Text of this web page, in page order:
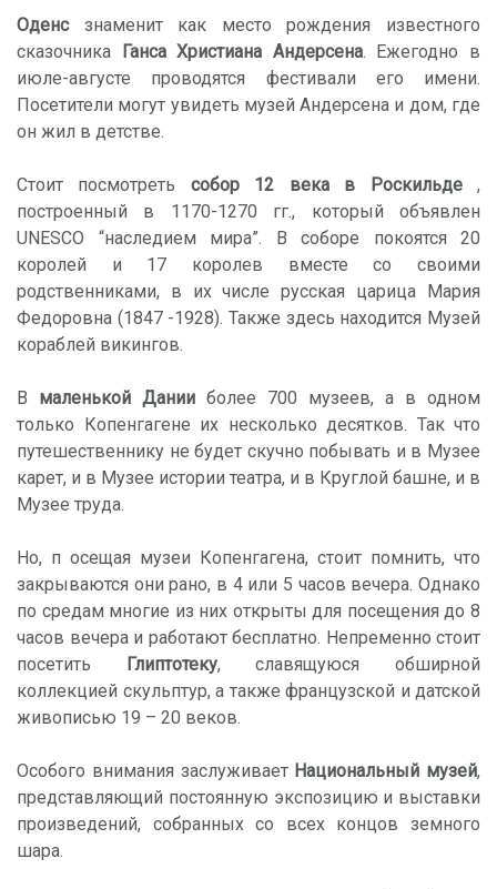
Оденсзнаменит как место рождения известного
сказочника
Ганса Христиана Андерсена. Ежегодно в
июле-августе проводятся фестивали его имени.
Посетители могут увидеть музей Андерсена и дом, где
он жил в детстве.
Стоит посмотреть собор 12 века в Роскильде,
построенный в 1170-1270 гг., который объявлен
UNESCO “наследием мира”. В соборе покоятся 20
королей и 17 королев вместе со своими
родственниками, в их числе русская царица Мария
Федоровна (1847 -1928). Также здесь находится Музей
кораблей викингов.
В маленькой Дании более 700 музеев, а в одном
только Копенгагене их несколько десятков. Так что
путешественнику не будет скучно побывать и в Музее
карет, и в Музее истории театра, и в Круглой башне, и в
Музее труда.
Но, п осещая музеи Копенгагена, стоит помнить, что
закрываются они рано, в 4 или 5 часов вечера. Однако
по средам многие из них открыты для посещения до 8
часов вечера и работают бесплатно. Непременно стоит
посетить
Глиптотеку, славящуюся обширной
коллекцией скульптур, а также французской и датской
живописью 19 – 20 веков.
Особого внимания заслуживает Национальный музей,
представляющий постоянную экспозицию и выставки
произведений, собранных со всех концов земного
шара.